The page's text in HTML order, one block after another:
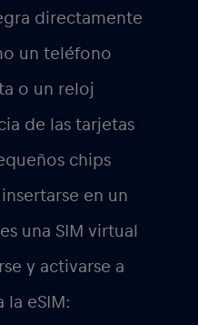
directamente
un teléfono
o un reloj
de las tarjetas
chips
en un
una SIM virtual
y activarse a
la eSIM: